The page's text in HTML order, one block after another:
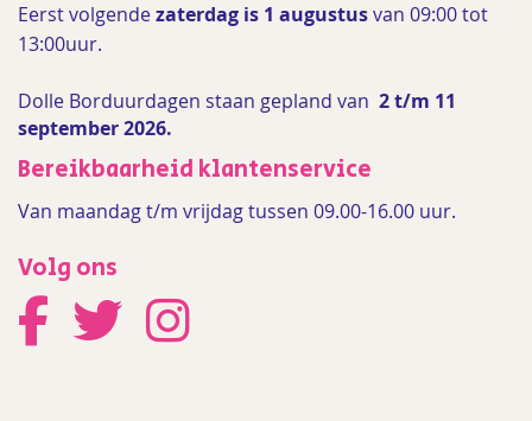
Eerst volgendezaterdag is 1 augustusvan 09:00 tot
13:00uur.
Dolle Borduurdagen staan gepland van 2 t/m 11
september 2026.
Bereikbaarheid klantenservice
Van maandag t/m vrijdag tussen 09.00-16.00 uur.
Volg ons